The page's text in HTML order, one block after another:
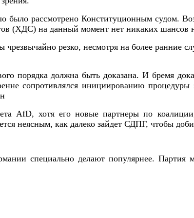
было рассмотрено Конституционным судом.
(ХДС) на данный момент нет никаких шансов
резко, несмотря на более ранние
порядка должна быть доказана. И бремя
сопротивлялся инициированию
AfD, хотя его новые партнеры по
неясным, как далеко зайдет СДПГ, чтобы
специально делают популярнее. Партия